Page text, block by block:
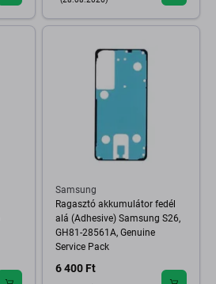
Samsung
Ragasztó akkumulátor fedél
alá (Adhesive) Samsung S26,
GH81-28561A, Genuine
Service Pack
6 400 Ft